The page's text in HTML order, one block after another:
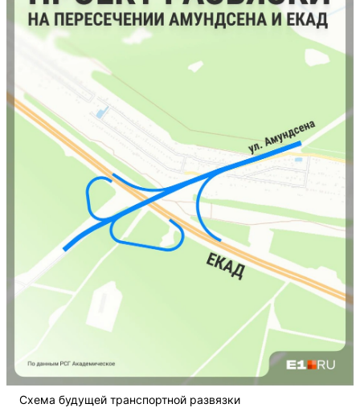
Схема будущей транспортной развязки